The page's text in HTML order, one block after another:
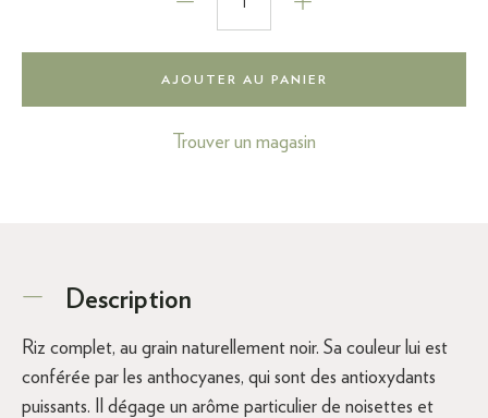
AJOUTER AU PANIER
Trouver un magasin
Description
Riz complet, au grain naturellement noir. Sa couleur lui est
conférée par les anthocyanes, qui sont des antioxydants
puissants. Il dégage un arôme particulier de noisettes et